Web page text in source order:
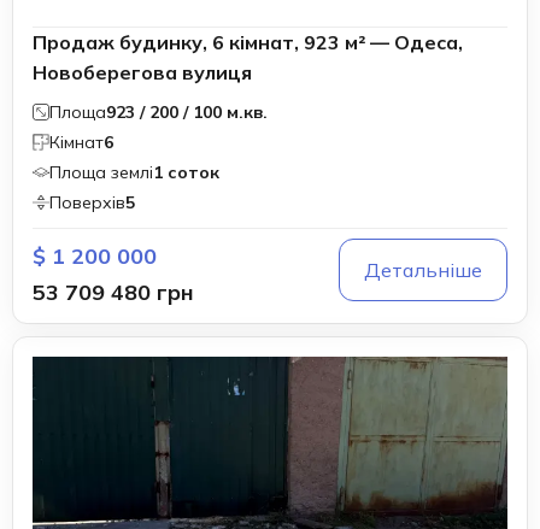
Продаж будинку, 6 кімнат, 923 м² — Одеса,
Новоберегова вулиця
Площа923 / 200 / 100 м.кв.
Кімнат6
Площа землі1 соток
Поверхів5
$ 1 200 000
53 709 480 грн
Детальніше